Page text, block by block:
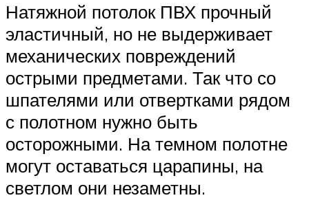
Натяжной потолок ПВХ прочный
эластичный, но не выдерживает
механических повреждений
острыми предметами. Так что со
шпателями или отвертками рядом
с полотном нужно быть
осторожными. На темном полотне
могут оставаться царапины, на
светлом они незаметны.